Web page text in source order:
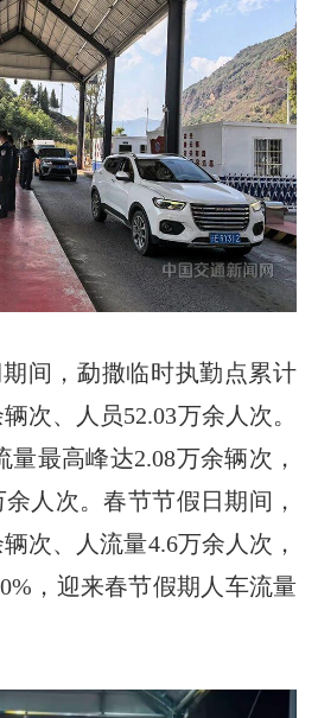
间，勐撒临时执勤点累计
次、人员52.03万余人次。
量最高峰达2.08万余辆次，
人次。春节节假日期间，
次、人流量4.6万余人次，
，迎来春节假期人车流量